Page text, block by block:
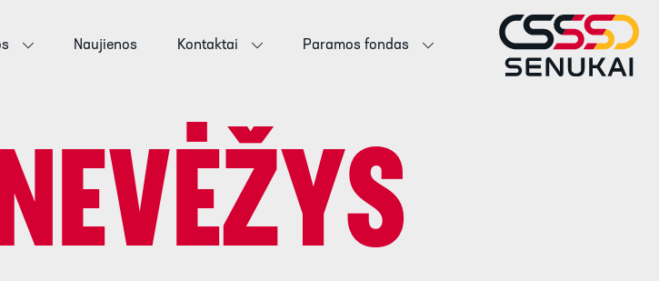
Naujienos Kontaktai Paramos fondas